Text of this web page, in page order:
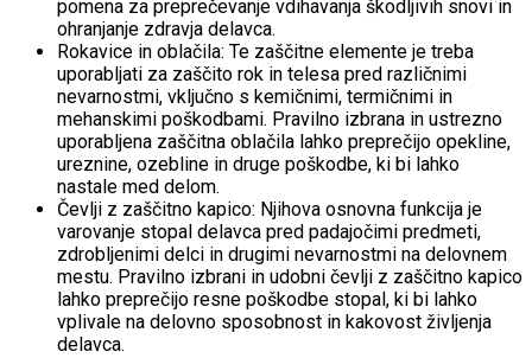
pomena za preprečevanje vdihavanja škodljivih snovi in
ohranjanje zdravja delavca.
Rokavice in oblačila: Te zaščitne elemente je treba
uporabljati za zaščito rok in telesa pred različnimi
nevarnostmi, vključno s kemičnimi, termičnimi in
mehanskimi poškodbami. Pravilno izbrana in ustrezno
uporabljena zaščitna oblačila lahko preprečijo opekline,
ureznine, ozebline in druge poškodbe, ki bi lahko
nastale med delom.
Čevlji z zaščitno kapico: Njihova osnovna funkcija je
varovanje stopal delavca pred padajočimi predmeti,
zdrobljenimi delci in drugimi nevarnostmi na delovnem
mestu. Pravilno izbrani in udobni čevlji z zaščitno kapico
lahko preprečijo resne poškodbe stopal, ki bi lahko
vplivale na delovno sposobnost in kakovost življenja
delavca.